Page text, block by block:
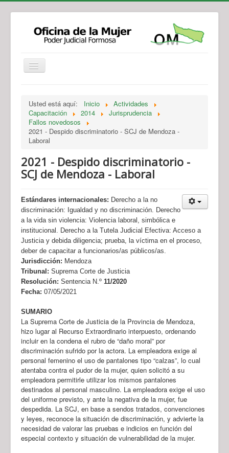
Legislación
Novedades
Recursos y Servicios de Atención
Usted está aquí: Inicio
Actividades
Capacitación
2014
Jurisprudencia
Fallos novedosos
2021 - Despido discriminatorio - SCJ de Mendoza -
Laboral
2021 - Despido discriminatorio -
SCJ de Mendoza - Laboral
Estándares internacionales: Derecho a la no
discriminación: Igualdad y no discriminación. Derecho
a la vida sin violencia: Violencia laboral, simbólica e
institucional. Derecho a la Tutela Judicial Efectiva: Acceso a
Justicia y debida diligencia; prueba, la víctima en el proceso,
deber de capacitar a funcionarios/as públicos/as.
Jurisdicción: Mendoza
Tribunal: Suprema Corte de Justicia
Resolución: Sentencia N.º 11/2020
Fecha: 07/05/2021
SUMARIO
La Suprema Corte de Justicia de la Provincia de Mendoza,
hizo lugar al Recurso Extraordinario interpuesto, ordenando
incluir en la condena el rubro de “daño moral” por
discriminación sufrido por la actora. La empleadora exige al
personal femenino el uso de pantalones tipo “calzas”, lo cual
atentaba contra el pudor de la mujer, quien solicitó a su
empleadora permitirle utilizar los mismos pantalones
destinados al personal masculino. La empleadora exige el uso
del uniforme previsto, y ante la negativa de la mujer, fue
despedida. La SCJ, en base a sendos tratados, convenciones
y leyes, reconoce la situación de discriminación, y advierte la
necesidad de valorar las pruebas e indicios en función del
especial contexto y situación de vulnerabilidad de la mujer.